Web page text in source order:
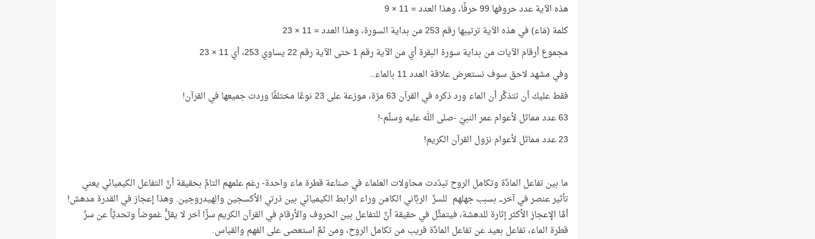
هذه الآية عدد حروفها 99 حرفًا، وهذا العدد = 11 × 9
كلمة (مَاء) في هذه الآية ترتيبها رقم 253 من بداية السورة، وهذا العدد = 11 × 23
مجموع أرقام الآيات من بداية سورة البقرة أي من الآية رقم 1 حتى الآية رقم 22 يساوي 253، أي 11 × 23
وفي مشهد لاحق سوف نستعرض علاقة العدد 11 بالماء..
فقط عليك أن تتذكَّر أن الماء ورد ذكره في القرآن 63 مرّة، موزعة على 23 نوعًا مختلفًا وردت جميعها في القرآن!
63 عدد مماثل لأعوام عمر النبيّ -صلى الله عليه وسلّم-!
23 عدد مماثل لأعوام نزول القرآن الكريم!
ما بين تفاعل المادَّة وتكامل الروح تبدّدت محاولات العلماء في صناعة قطرة ماء واحدة- رغم علمهم التامِّ بحقيقة أنَّ التفاعل الكيميائي يعني
تأثير عنصر في آخرـــ بسبب جهلهم للسرِّ الربَّاني الكامن وراء الرابط الكيميائي بين ذرتي الأكسجين والهيدروجين. وهذا إعجاز في القدرة مدهش!
أمَّا الإعجاز الأكثر إثارة للدهشة، فيتمثَّل في حقيقة أنَّ للتفاعل بين الحروف والأرقام في القرآن الكريم سرًّا آخر لا يقلُّ غموضاً وتحديَّاً عن سرِّ
قطرة الماء، تفاعل بعيد عن تفاعل المادَّة قريب من تكامل الروح، ومن ثمَّ استعصى على الفهم والقياس.